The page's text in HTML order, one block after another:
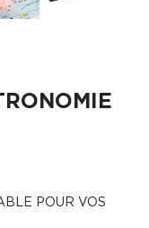
POUR VOS